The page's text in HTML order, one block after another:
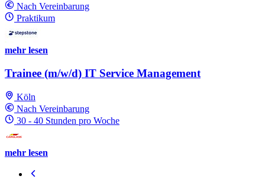
Nach Vereinbarung
Praktikum
mehr lesen
Trainee (m/w/d) IT Service Management
Köln
Nach Vereinbarung
30 - 40 Stunden pro Woche
mehr lesen